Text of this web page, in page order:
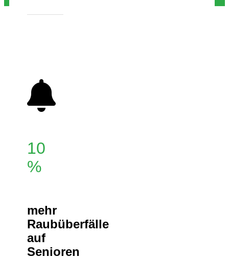
10
%
mehr
Raubüberfälle
auf
Senioren